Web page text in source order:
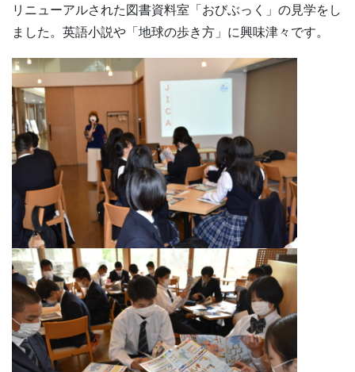
リニューアルされた図書資料室「おびぶっく」の見学をし
ました。英語小説や「地球の歩き方」に興味津々です。